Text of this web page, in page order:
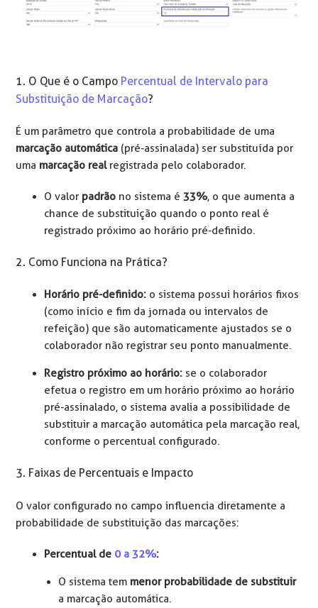
1. O Que é o Campo Percentual de Intervalo para
Substituição de Marcação?
É um parâmetro que controla a probabilidade de uma
marcação automática (pré-assinalada) ser substituída por
uma marcação realregistrada pelo colaborador.
O valor padrão no sistema é33%, o que aumenta a
chance de substituição quando o ponto real é
registrado próximo ao horário pré-definido.
2. Como Funciona na Prática?
Horário pré-definido: o sistema possui horários fixos
(como início e fim da jornada ou intervalos de
refeição) que são automaticamente ajustados se o
colaborador não registrar seu ponto manualmente.
Registro próximo ao horário: se o colaborador
efetua o registro em um horário próximo ao horário
pré-assinalado, o sistema avalia a possibilidade de
substituir a marcação automática pela marcação real,
conforme o percentual configurado.
3. Faixas de Percentuais e Impacto
O valor configurado no campo influencia diretamente a
probabilidade de substituição das marcações:
Percentual de 0 a 32%:
O sistema tem menor probabilidade de substituir
a marcação automática.